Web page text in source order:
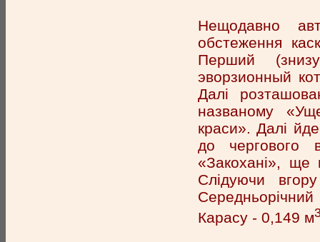
Нещодавно
обстеження
Перший
эворзионный
Далі
названому
краси». Далі
до чергового
«Закохані», ще
Слідуючи
Карасу - 0,149 м